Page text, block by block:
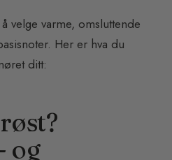
velge varme, omsluttende
Her er hva du
ditt:
og